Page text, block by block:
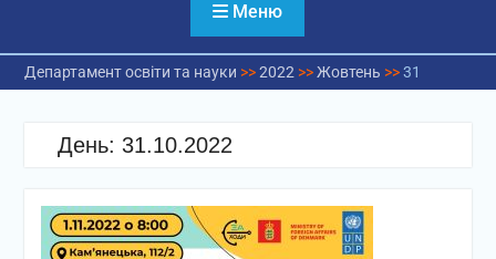
Меню
Департамент освіти та науки >>2022 >>Жовтень >>31
День: 31.10.2022